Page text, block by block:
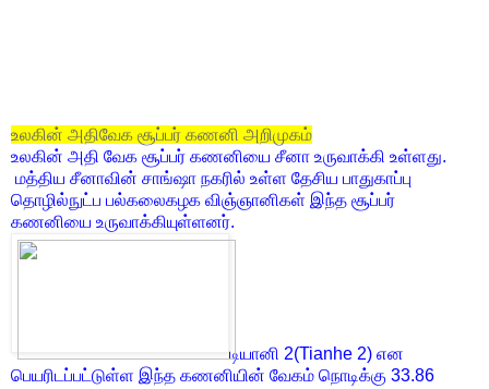
உலகின் அதிவேக சூப்பர் கணனி அறிமுகம்
உலகின் அதி வேக சூப்பர் கணனியை சீனா உருவாக்கி உள்ளது.
மத்திய சீனாவின் சாங்ஷா நகரில் உள்ள தேசிய பாதுகாப்பு
தொழில்நுட்ப பல்கலைகழக விஞ்ஞானிகள் இந்த சூப்பர்
கணனியை உருவாக்கியுள்ளனர்.
டியானி 2(Tianhe 2) என
பெயரிடப்பட்டுள்ள இந்த கணனியின் வேகம் நொடிக்கு 33.86